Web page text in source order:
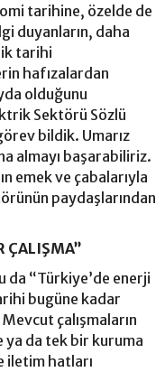
tarihine, özelde de
duyanların, daha
tarihi
hafızalardan
olduğunu
Sektörü Sözlü
bildik. Umarız
almayı başarabiliriz.
emek ve çabalarıyla
paydaşlarından
ÇALIŞMA”
da “Türkiye’de enerji
bugüne kadar
çalışmaların
ya da tek bir kuruma
iletim hatları